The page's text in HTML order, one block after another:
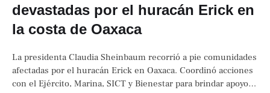
devastadas por el huracán Erick en
la costa de Oaxaca
La presidenta Claudia Sheinbaum recorrió a pie comunidades
afectadas por el huracán Erick en Oaxaca. Coordinó acciones
con el Ejército, Marina, SICT y Bienestar para brindar apoyos